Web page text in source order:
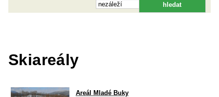
Skiareály
Areál Mladé Buky